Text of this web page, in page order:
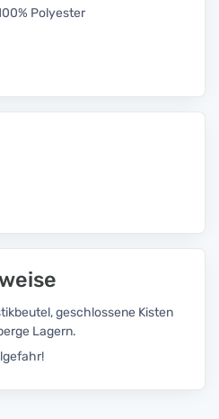
Polyester
geschlossene Kisten
Lagern.